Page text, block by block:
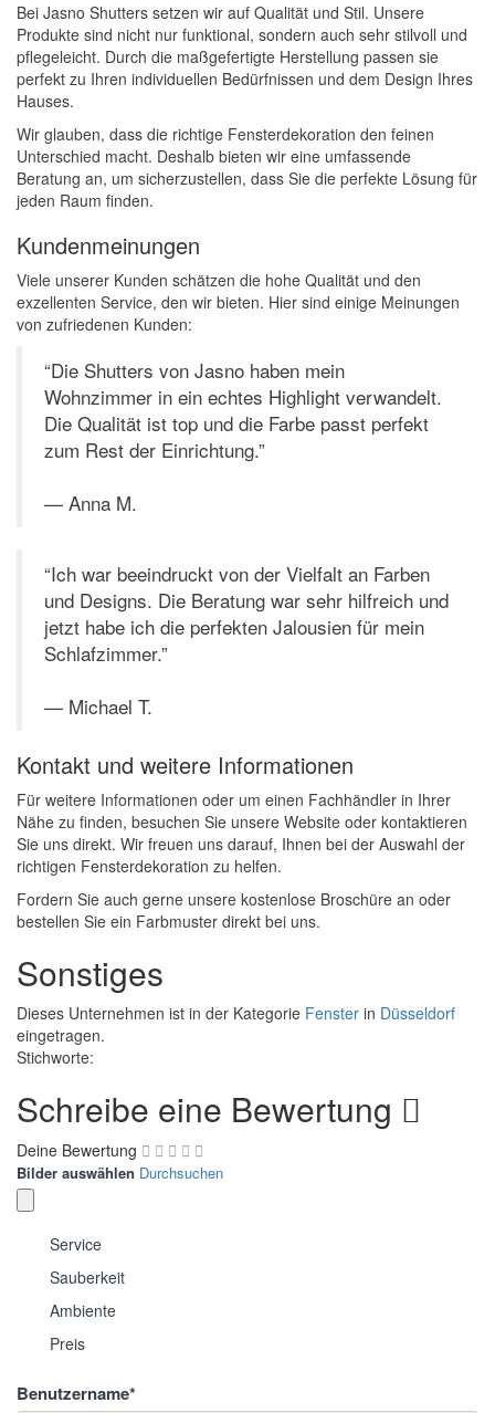
Bei Jasno Shutters setzen wir auf Qualität und Stil. Unsere
Produkte sind nicht nur funktional, sondern auch sehr stilvoll und
pflegeleicht. Durch die maßgefertigte Herstellung passen sie
perfekt zu Ihren individuellen Bedürfnissen und dem Design Ihres
Hauses.
Wir glauben, dass die richtige Fensterdekoration den feinen
Unterschied macht. Deshalb bieten wir eine umfassende
Beratung an, um sicherzustellen, dass Sie die perfekte Lösung für
jeden Raum finden.
Kundenmeinungen
Viele unserer Kunden schätzen die hohe Qualität und den
exzellenten Service, den wir bieten. Hier sind einige Meinungen
von zufriedenen Kunden:
“Die Shutters von Jasno haben mein
Wohnzimmer in ein echtes Highlight verwandelt.
Die Qualität ist top und die Farbe passt perfekt
zum Rest der Einrichtung.”
— Anna M.
“Ich war beeindruckt von der Vielfalt an Farben
und Designs. Die Beratung war sehr hilfreich und
jetzt habe ich die perfekten Jalousien für mein
Schlafzimmer.”
— Michael T.
Kontakt und weitere Informationen
Für weitere Informationen oder um einen Fachhändler in Ihrer
Nähe zu finden, besuchen Sie unsere Website oder kontaktieren
Sie uns direkt. Wir freuen uns darauf, Ihnen bei der Auswahl der
richtigen Fensterdekoration zu helfen.
Fordern Sie auch gerne unsere kostenlose Broschüre an oder
bestellen Sie ein Farbmuster direkt bei uns.
Sonstiges
Dieses Unternehmen ist in der Kategorie Fenster in Düsseldorf
eingetragen.
Stichworte:
Schreibe eine Bewertung
Deine Bewertung
Bilder auswählen Durchsuchen
Service
Sauberkeit
Ambiente
Preis
Benutzername*